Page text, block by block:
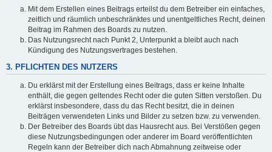
Mit dem Erstellen eines Beitrags erteilst du dem Betreiber ein einfaches,
zeitlich und räumlich unbeschränktes und unentgeltliches Recht, deinen
Beitrag im Rahmen des Boards zu nutzen.
Das Nutzungsrecht nach Punkt 2, Unterpunkt a bleibt auch nach
Kündigung des Nutzungsvertrages bestehen.
3. PFLICHTEN DES NUTZERS
Du erklärst mit der Erstellung eines Beitrags, dass er keine Inhalte
enthält, die gegen geltendes Recht oder die guten Sitten verstoßen. Du
erklärst insbesondere, dass du das Recht besitzt, die in deinen
Beiträgen verwendeten Links und Bilder zu setzen bzw. zu verwenden.
Der Betreiber des Boards übt das Hausrecht aus. Bei Verstößen gegen
diese Nutzungsbedingungen oder anderer im Board veröffentlichten
Regeln kann der Betreiber dich nach Abmahnung zeitweise oder